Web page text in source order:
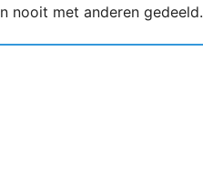
nooit met anderen gedeeld.